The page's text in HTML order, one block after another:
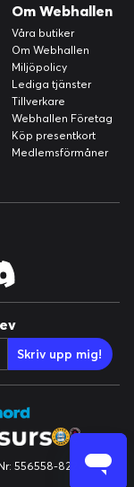
Om Webhallen
Våra butiker
Om Webhallen
Miljöpolicy
Lediga tjänster
Tillverkare
Webhallen Företag
Köp presentkort
Medlemsförmåner
Skriv upp mig!
556558-8224